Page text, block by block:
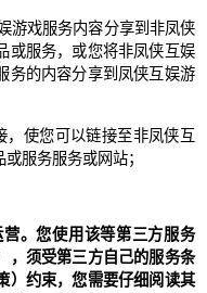
游戏服务内容分享到非凤侠
或服务，或您将非凤侠互娱
务的内容分享到凤侠互娱游
，使您可以链接至非凤侠互
服务服务或网站；
。您使用该等第三方服务
，须受第三方自己的服务条
）约束，您需要仔细阅读其